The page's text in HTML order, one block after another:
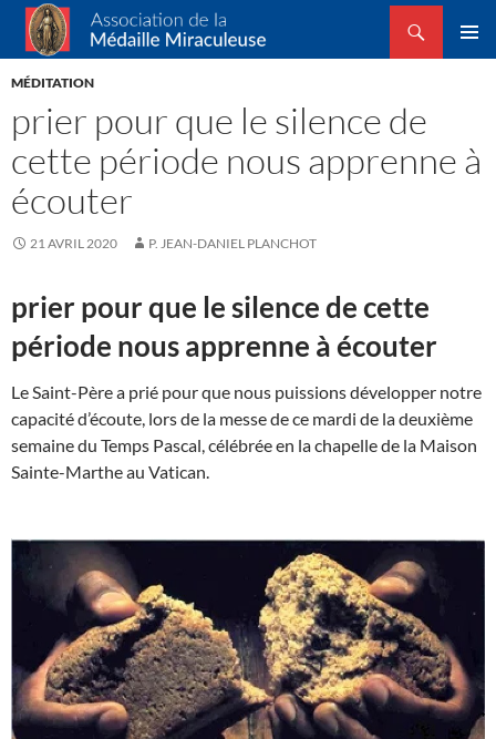
Association de la Médaille Miraculeuse
Recherche
ALLER
AU
MÉDITATION
prier pour que le silence de
cette période nous apprenne à
écouter
21 AVRIL 2020 P. JEAN-DANIEL PLANCHOT
prier pour que le silence de cette
période nous apprenne à écouter
Le Saint-Père a prié pour que nous puissions développer notre
capacité d’écoute, lors de la messe de ce mardi de la deuxième
semaine du Temps Pascal, célébrée en la chapelle de la Maison
Sainte-Marthe au Vatican.